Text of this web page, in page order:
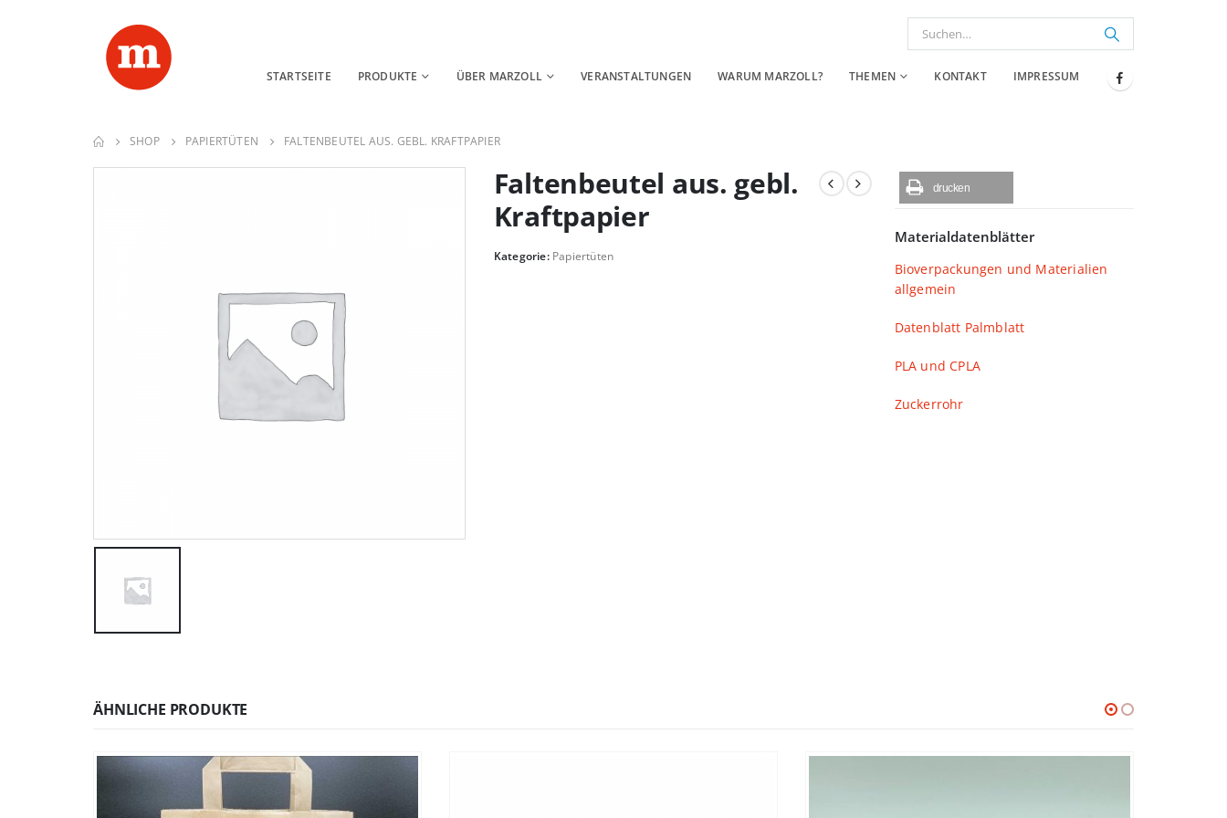
STARTSEITE PRODUKTE ÜBER MARZOLL VERANSTALTUNGEN WARUM MARZOLL? THEMEN KONTAKT IMPRESSUM
SHOP PAPIERTÜTEN FALTENBEUTEL AUS. GEBL. KRAFTPAPIER
Faltenbeutel aus. gebl.
Kraftpapier
Kategorie: Papiertüten
drucken
Materialdatenblätter
Bioverpackungen und Materialien
allgemein
Datenblatt Palmblatt
PLA und CPLA
Zuckerrohr
ÄHNLICHE PRODUKTE